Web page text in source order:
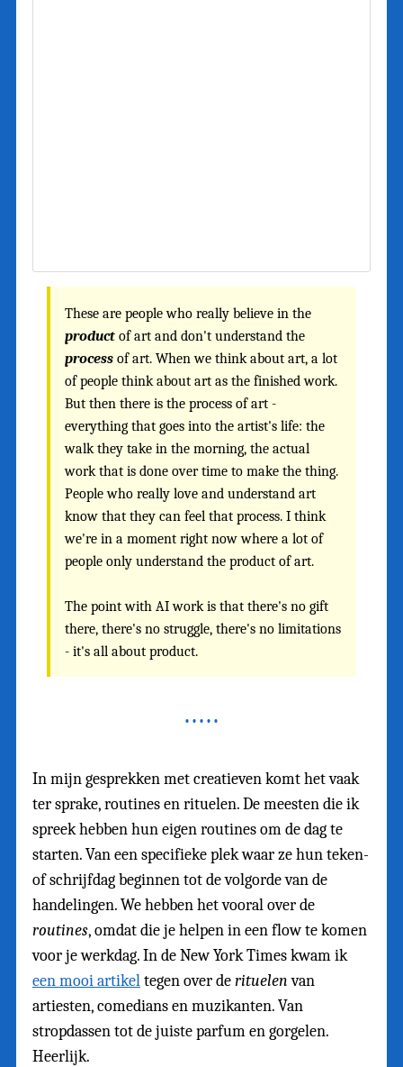
These are people who really believe in the
product of art and don't understand the
process of art. When we think about art, a lot
of people think about art as the finished work.
But then there is the process of art -
everything that goes into the artist's life: the
walk they take in the morning, the actual
work that is done over time to make the thing.
People who really love and understand art
know that they can feel that process. I think
we're in a moment right now where a lot of
people only understand the product of art.
The point with AI work is that there's no gift
there, there's no struggle, there's no limitations
- it's all about product.
In mijn gesprekken met creatieven komt het vaak
ter sprake, routines en rituelen. De meesten die ik
spreek hebben hun eigen routines om de dag te
starten. Van een specifieke plek waar ze hun teken-
of schrijfdag beginnen tot de volgorde van de
handelingen. We hebben het vooral over de
routines, omdat die je helpen in een flow te komen
voor je werkdag. In de New York Times kwam ik
een mooi artikeltegen over derituelenvan
artiesten, comedians en muzikanten. Van
stropdassen tot de juiste parfum en gorgelen.
Heerlijk.